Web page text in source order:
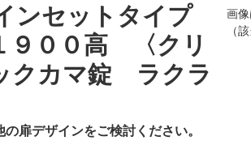
ンセットタイプ
００高 〈クリ
クカマ錠 ラクラ
扉デザインをご検討ください。
画
（